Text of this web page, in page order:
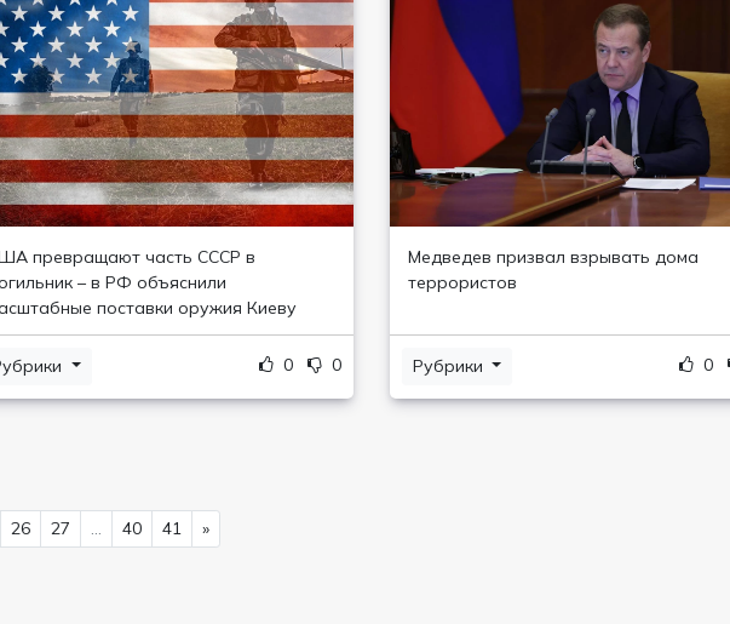
превращают часть СССР в
– в РФ объяснили
поставки оружия Киеву
0 0
Медведев призвал взрывать дома
террористов
Рубрики 0
26 27 ... 40 41 »